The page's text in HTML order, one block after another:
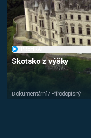
Skotsko z výšky
Dokumentární / Přírodopisný